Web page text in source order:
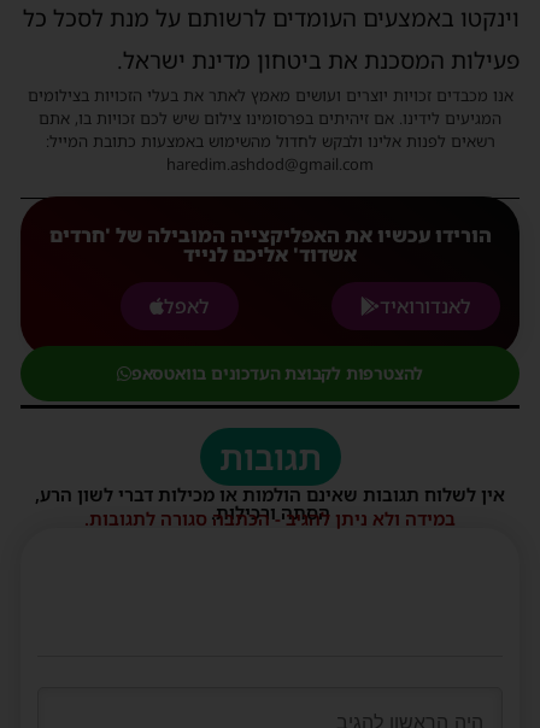
וינקטו באמצעים העומדים לרשותם על מנת לסכל כל
פעילות המסכנת את ביטחון מדינת ישראל.
אנו מכבדים זכויות יוצרים ועושים מאמץ לאתר את בעלי הזכויות בצילומים
המגיעים לידינו. אם זיהיתים בפרסומינו צילום שיש לכם זכויות בו, אתם
רשאים לפנות אלינו ולבקש לחדול מהשימוש באמצעות כתובת המייל:
haredim.ashdod@gmail.com
הורידו עכשיו את האפליקצייה המובילה של 'חרדים
אשדוד' אליכם לנייד
לאנדורואיד
לאפל
להצטרפות לקבוצת העדכונים בוואטסאפ
תגובות
אין לשלוח תגובות שאינם הולמות או מכילות דברי לשון הרע,
הסתה ורכילות.
במידה ולא ניתן להגיב - הכתבה סגורה לתגובות.